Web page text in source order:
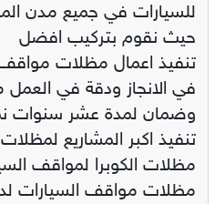
للسيارات في جميع مدن
حيث نقوم بتركيب افضل
تنفيذ اعمال مظلات
في الانجاز ودقة في
وضمان لمدة عشر سنوات
تنفيذ اكبر المشاريع لمظلات
مظلات الكوبرا لمواقف
مظلات مواقف السيارات